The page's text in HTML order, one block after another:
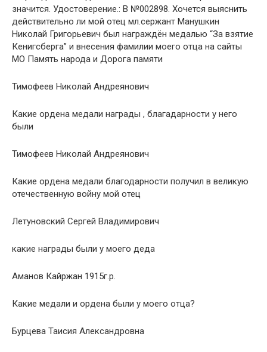
значится. Удостоверение.: В №002898. Хочется выяснить
действительно ли мой отец мл.сержант Манушкин
Николай Григорьевич был награждён медалью “За взятие
Кенигсберга” и внесения фамилии моего отца на сайты
МО Память народа и Дорога памяти
Тимофеев Николай Андреянович
Какие ордена медали награды , благадарности у него
были
Тимофеев Николай Андреянович
Какие ордена медали благодарности получил в великую
отечественную войну мой отец
Летуновский Сергей Владимирович
какие награды были у моего деда
Аманов Кайржан 1915г.р.
Какие медали и ордена были у моего отца?
Бурцева Таисия Александровна